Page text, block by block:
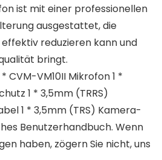
ist mit einer professionellen
ausgestattet, die
reduzieren kann und
bringt.
* CVM-VM10II Mikrofon 1 *
1 * 3,5mm (TRRS)
1 * 3,5mm (TRS) Kamera-
Benutzerhandbuch. Wenn
haben, zögern Sie nicht, uns